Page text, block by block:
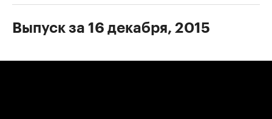
Выпуск за 16 декабря, 2015